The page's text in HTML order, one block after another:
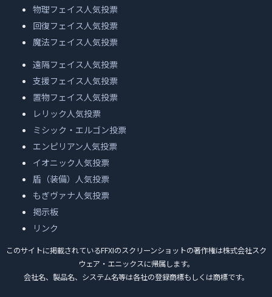
物理フェイス人気投票
回復フェイス人気投票
魔法フェイス人気投票
遠隔フェイス人気投票
支援フェイス人気投票
置物フェイス人気投票
レリック人気投票
ミシック・エルゴン投票
エンピリアン人気投票
イオニック人気投票
盾（装備）人気投票
もぎヴァナ人気投票
掲示板
リンク
このサイトに掲載されているFFXIのスクリーンショットの著作権は株式会社スク
ウェア・エニックスに帰属します。
会社名、製品名、システム名等は各社の登録商標もしくは商標です。